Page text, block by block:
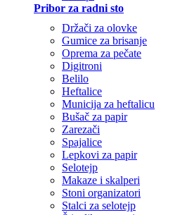
Pribor za radni sto
Držači za olovke
Gumice za brisanje
Oprema za pečate
Digitroni
Belilo
Heftalice
Municija za heftalicu
Bušač za papir
Zarezači
Spajalice
Lepkovi za papir
Selotejp
Makaze i skalperi
Stoni organizatori
Stalci za selotejp